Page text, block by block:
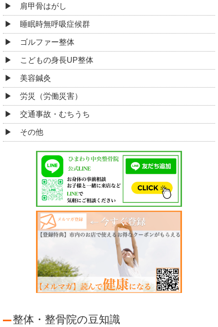
肩甲骨はがし
睡眠時無呼吸症候群
ゴルファー整体
こどもの身長UP整体
美容鍼灸
労災（労働災害）
交通事故・むちうち
その他
整体・整骨院の豆知識